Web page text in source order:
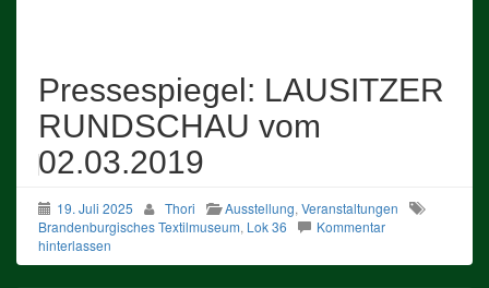
Pressespiegel: LAUSITZER
RUNDSCHAU vom
02.03.2019
19. Juli 2025 Thori Ausstellung, Veranstaltungen
Brandenburgisches Textilmuseum, Lok 36
Kommentar
hinterlassen